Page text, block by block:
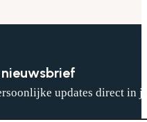
updates direct in